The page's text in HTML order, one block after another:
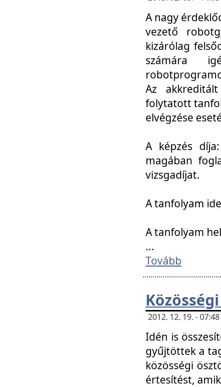
A nagy
vezető
kizárólag
számára
Az
folytatott
elvégzése
A képzés
magában
vizsgadíjat.
A tanfolyam
A tanfolyam
...
Tovább
2012. 12. 19. -
Idén is
gyűjtöttek a
közösségi
értesítést,